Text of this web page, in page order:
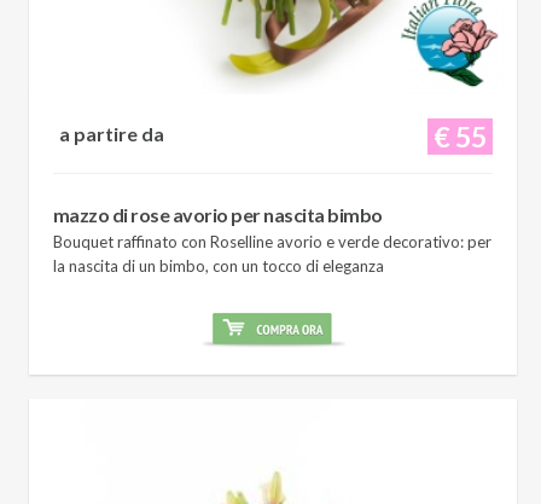
€ 55
a partire da
mazzo di rose avorio per nascita bimbo
Bouquet raffinato con Roselline avorio e verde decorativo: per
la nascita di un bimbo, con un tocco di eleganza